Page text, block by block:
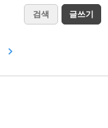
검색 글쓰기